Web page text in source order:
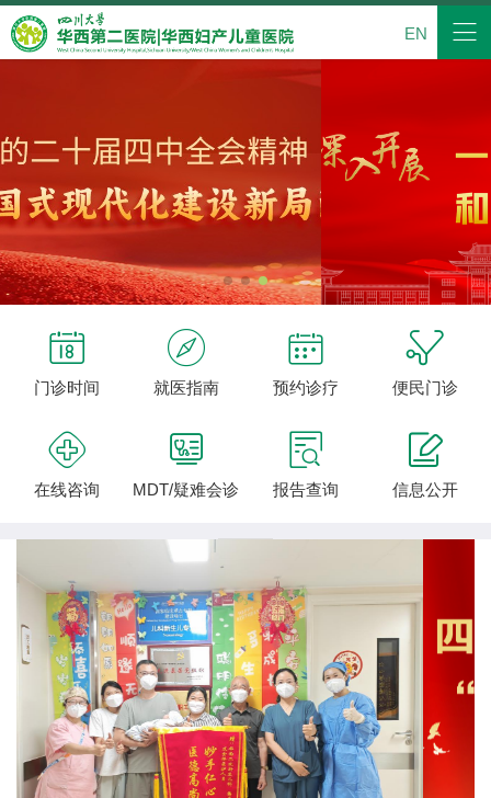
EN

门诊时间

就医指南

预约诊疗

便民门诊

在线咨询

MDT/疑难会诊

报告查询

信息公开